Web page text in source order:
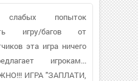
попыток
игру/багов от
эта игра ничего
игрокам...
ИГРА "ЗАПЛАТИ,